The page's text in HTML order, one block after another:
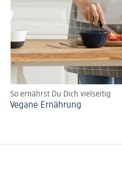
So ernährst Du Dich vielseitig
Vegane Ernährung